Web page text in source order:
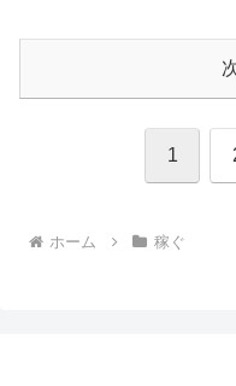
1
ホーム 稼ぐ